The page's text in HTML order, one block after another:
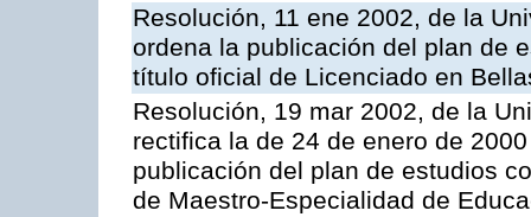
Resolución, 11 ene 2002, de la
ordena la publicación del plan de
título oficial de Licenciado en
Resolución, 19 mar 2002, de la
rectifica la de 24 de enero de
publicación del plan de estudios
de Maestro-Especialidad de